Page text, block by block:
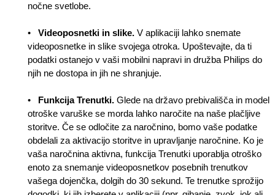
nočne svetlobe.
•Videoposnetki in slike. V aplikaciji lahko snemate
videoposnetke in slike svojega otroka. Upoštevajte, da ti
podatki ostanejo v vaši mobilni napravi in družba Philips do
njih ne dostopa in jih ne shranjuje.
• Funkcija Trenutki. Glede na državo prebivališča in model
otroške varuške se morda lahko naročite na naše plačljive
storitve. Če se odločite za naročnino, bomo vaše podatke
obdelali za aktivacijo storitve in upravljanje naročnine. Ko je
vaša naročnina aktivna, funkcija Trenutki uporablja otroško
enoto za snemanje videoposnetkov posebnih trenutkov
vašega dojenčka, dolgih do 30 sekund. Te trenutke sprožijo